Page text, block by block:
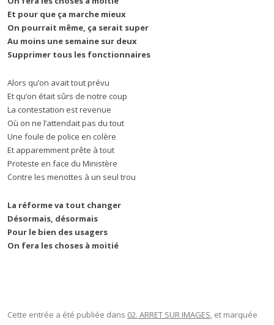
Et pour que ça marche mieux
On pourrait même, ça serait super
Au moins une semaine sur deux
Supprimer tous les fonctionnaires
Alors qu’on avait tout prévu
Et qu’on était sûrs de notre coup
La contestation est revenue
Où on ne l’attendait pas du tout
Une foule de police en colère
Et apparemment prête à tout
Proteste en face du Ministère
Contre les menottes à un seul trou
La réforme va tout changer
Désormais, désormais
Pour le bien des usagers
On fera les choses à moitié
Cette entrée a été publiée dans 02. ARRET SUR IMAGES, et marquée